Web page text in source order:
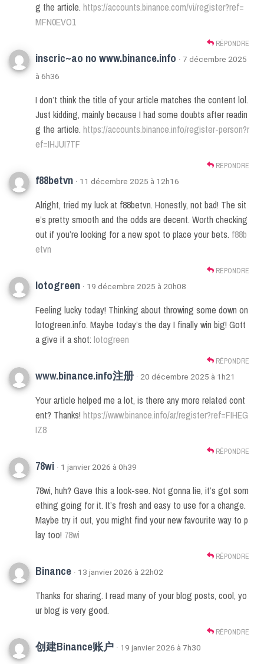
g the article. https://accounts.binance.com/vi/register?ref=
MFN0EVO1
RÉPONDRE
inscric~ao no www.binance.info · 7 décembre 2025
à 6h36
I don’t think the title of your article matches the content lol.
Just kidding, mainly because I had some doubts after readin
g the article. https://accounts.binance.info/register-person?r
ef=IHJUI7TF
RÉPONDRE
f88betvn · 11 décembre 2025 à 12h16
Alright, tried my luck at f88betvn. Honestly, not bad! The sit
e’s pretty smooth and the odds are decent. Worth checking
out if you’re looking for a new spot to place your bets. f88b
etvn
RÉPONDRE
lotogreen · 19 décembre 2025 à 20h08
Feeling lucky today! Thinking about throwing some down on
lotogreen.info. Maybe today’s the day I finally win big! Gott
a give it a shot: lotogreen
RÉPONDRE
www.binance.info注册 · 20 décembre 2025 à 1h21
Your article helped me a lot, is there any more related cont
ent? Thanks! https://www.binance.info/ar/register?ref=FIHEG
IZ8
RÉPONDRE
78wi · 1 janvier 2026 à 0h39
78wi, huh? Gave this a look-see. Not gonna lie, it’s got som
ething going for it. It’s fresh and easy to use for a change.
Maybe try it out, you might find your new favourite way to p
lay too! 78wi
RÉPONDRE
Binance · 13 janvier 2026 à 22h02
Thanks for sharing. I read many of your blog posts, cool, yo
ur blog is very good.
RÉPONDRE
创建Binance账户 · 19 janvier 2026 à 7h30